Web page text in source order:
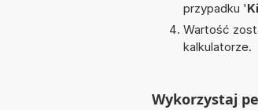
przypadku '
Wartość
kalkulatorze.
Wykorzystaj